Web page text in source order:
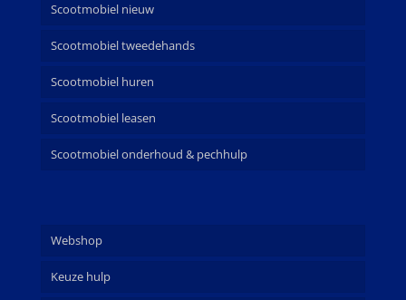
Scootmobiel nieuw
Scootmobiel tweedehands
Scootmobiel huren
Scootmobiel leasen
Scootmobiel onderhoud & pechhulp
Webshop
Keuze hulp